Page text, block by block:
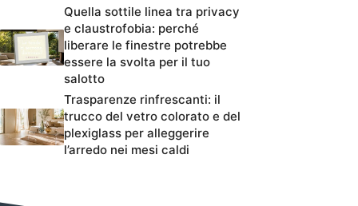
Quella sottile linea tra privacy
e claustrofobia: perché
liberare le finestre potrebbe
essere la svolta per il tuo
salotto
Trasparenze rinfrescanti: il
trucco del vetro colorato e del
plexiglass per alleggerire
l’arredo nei mesi caldi